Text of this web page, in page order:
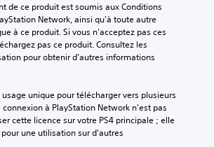
de ce produit est soumis aux Conditions
Network, ainsi qu'à toute autre
à ce produit. Si vous n'acceptez pas ces
pas ce produit. Consultez les
pour obtenir d'autres informations
usage unique pour télécharger vers plusieurs
connexion à PlayStation Network n'est pas
cette licence sur votre PS4 principale ; elle
une utilisation sur d'autres